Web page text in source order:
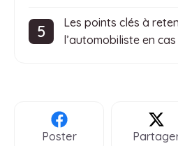
Les points clés à
l’automobiliste en
Poster